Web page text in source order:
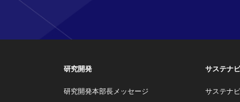
研究開発
研究開発本部長メッセージ
サステナ
サステナ